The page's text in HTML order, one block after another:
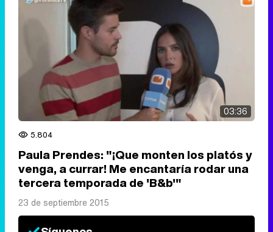
03:36
5.804
Paula Prendes: "¡Que monten los platós y
venga, a currar! Me encantaría rodar una
tercera temporada de 'B&b'"
23 de septiembre 2015